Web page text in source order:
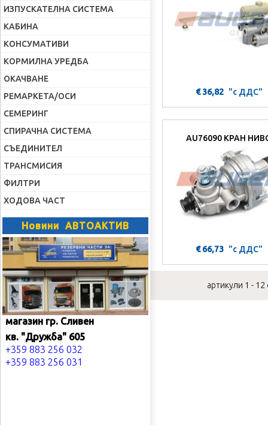
ИЗПУСКАТЕЛНА СИСТЕМА
КАБИНА
КОНСУМАТИВИ
КОРМИЛНА УРЕДБА
ОКАЧВАНЕ
РЕМАРКЕТА/ОСИ
СЕМЕРИНГ
СПИРАЧНА СИСТЕМА
СЪЕДИНИТЕЛ
ТРАНСМИСИЯ
ФИЛТРИ
ХОДОВА ЧАСТ
Новини АВТОАКТИВ
магазин гр. Сливен
кв. "Дружба" 605
+359 883 256 032
+359 883 256 031
€ 36,82 "с ДДС"
AU76090 КРАН
€ 66,73 "с ДДС"
артикули 1 - 12